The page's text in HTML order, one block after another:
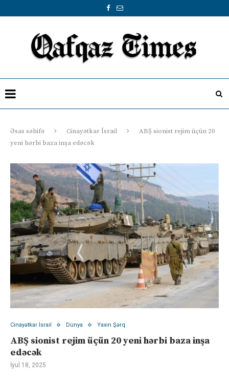
Əsas səhifə Cinayətkar İsrail
ABŞ sionist rejim üçün 20
yeni hərbi baza inşa edəcək
Cinayətkar İsrail Dünya Yaxın Şərq
ABŞ sionist rejim üçün 20 yeni hərbi baza inşa
edəcək
İyul 18, 2025